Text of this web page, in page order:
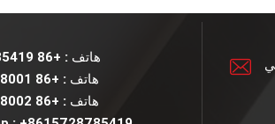
هاتف : +86 15728785419
هاتف : +86 13535258001
هاتف : +86 13538858002